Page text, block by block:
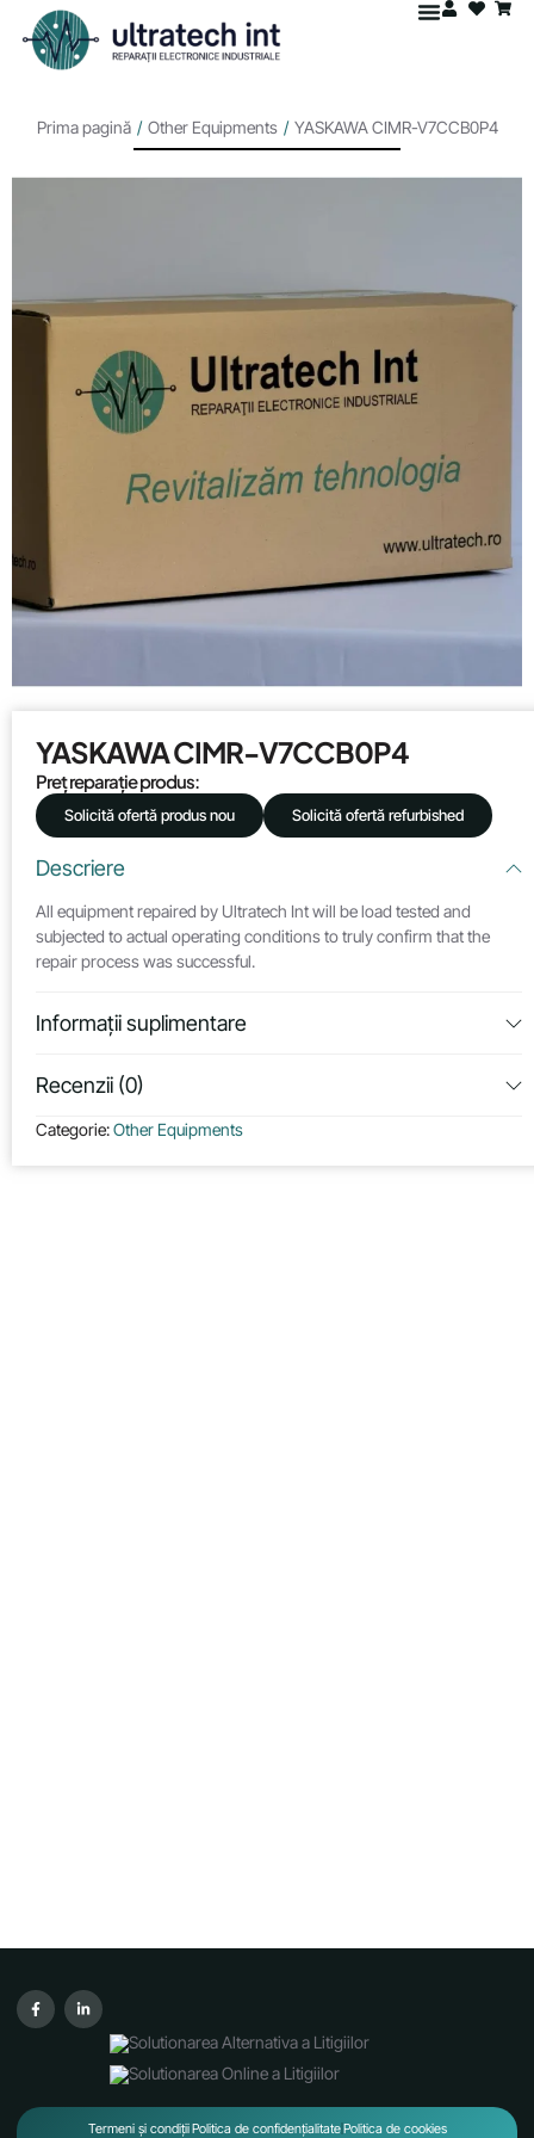
Prima pagină / Other Equipments / YASKAWA CIMR-V7CCB0P4
YASKAWA CIMR-V7CCB0P4
Preț reparație produs:
Solicită ofertă produs nou Solicită ofertă refurbished
Descriere
All equipment repaired by Ultratech Int will be load tested and
subjected to actual operating conditions to truly confirm that the
repair process was successful.
Informații suplimentare
Recenzii (0)
Categorie:Other Equipments
Termeni și condițiiPolitica de confidențialitatePolitica de cookies